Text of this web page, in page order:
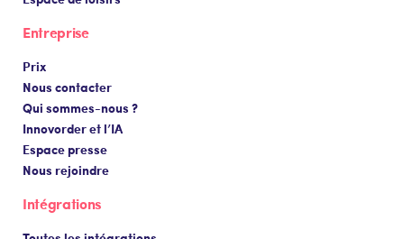
Entreprise
Prix
Nous contacter
Qui sommes-nous ?
Innovorder et l’IA
Espace presse
Nous rejoindre
Intégrations